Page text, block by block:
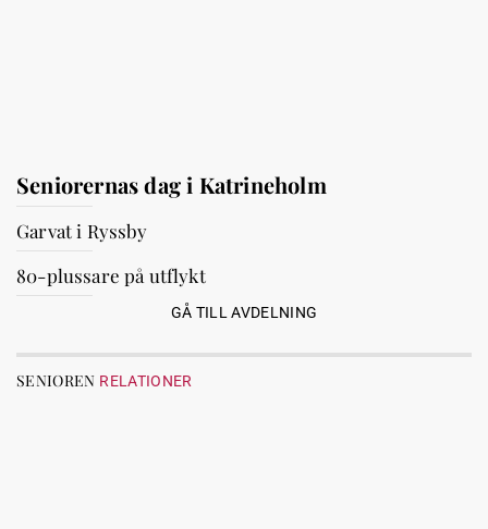
Seniorernas dag i Katrineholm
Garvat i Ryssby
80-plussare på utflykt
GÅ TILL AVDELNING
SENIOREN RELATIONER